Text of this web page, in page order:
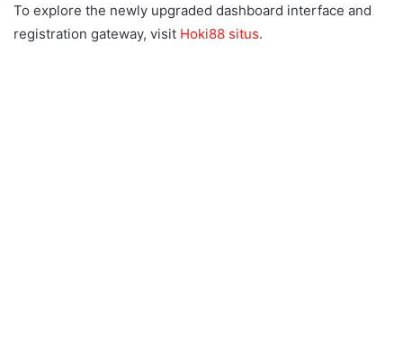
To explore the newly upgraded dashboard interface and
registration gateway, visit Hoki88 situs.